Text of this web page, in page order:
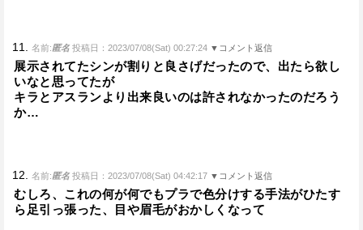
11. 名前:匿名 投稿日：2023/07/08(Sat) 00:27:24 ▼コメント返信
展示されてたシンが割りと良さげだったので、出たら欲し
いなと思ってたが
キラとアスランより出来良いのは許されなかったのだろう
か…
12. 名前:匿名 投稿日：2023/07/08(Sat) 04:42:17 ▼コメント返信
むしろ、これの何が何でもプラで色分けする手法がひたす
ら足引っ張った、目や眉毛がおかしくなって